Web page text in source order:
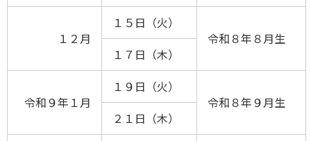
１２月
１５日（火）
令和８年８月生
１７日（木）
令和９年１月
１９日（火）
令和８年９月生
２１日（木）